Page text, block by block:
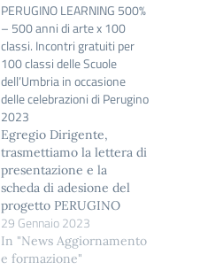
PERUGINO LEARNING 500%
– 500 anni di arte x 100
classi. Incontri gratuiti per
100 classi delle Scuole
dell’Umbria in occasione
delle celebrazioni di Perugino
2023
Egregio Dirigente,
trasmettiamo la lettera di
presentazione e la
scheda di adesione del
progetto PERUGINO
LEARNING 500% - 500
anni di arte x 100 classi. Il
progetto, curato da
29 Gennaio 2023
In "News Aggiornamento
e formazione"